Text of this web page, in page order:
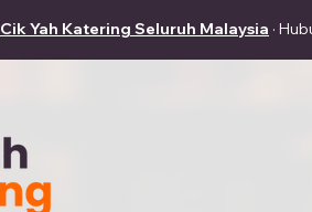
Cik Yah Katering Seluruh Malaysia ·